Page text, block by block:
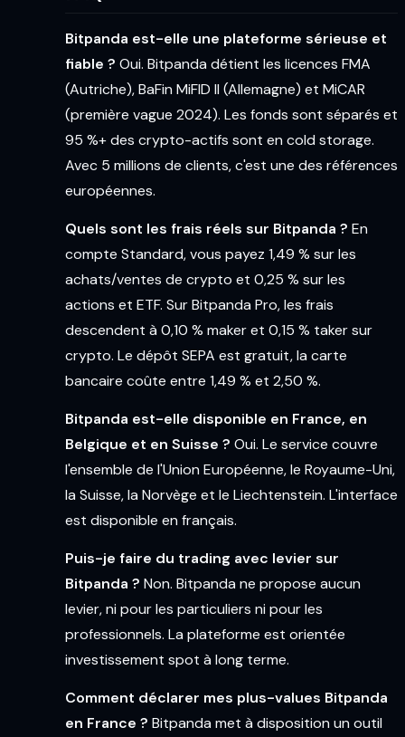
Bitpanda est-elle une plateforme sérieuse et
fiable ? Oui. Bitpanda détient les licences FMA
(Autriche), BaFin MiFID II (Allemagne) et MiCAR
(première vague 2024). Les fonds sont séparés et
95 %+ des crypto-actifs sont en cold storage.
Avec 5 millions de clients, c'est une des références
européennes.
Quels sont les frais réels sur Bitpanda ? En
compte Standard, vous payez 1,49 % sur les
achats/ventes de crypto et 0,25 % sur les
actions et ETF. Sur Bitpanda Pro, les frais
descendent à 0,10 % maker et 0,15 % taker sur
crypto. Le dépôt SEPA est gratuit, la carte
bancaire coûte entre 1,49 % et 2,50 %.
Bitpanda est-elle disponible en France, en
Belgique et en Suisse ? Oui. Le service couvre
l'ensemble de l'Union Européenne, le Royaume-Uni,
la Suisse, la Norvège et le Liechtenstein. L'interface
est disponible en français.
Puis-je faire du trading avec levier sur
Bitpanda ? Non. Bitpanda ne propose aucun
levier, ni pour les particuliers ni pour les
professionnels. La plateforme est orientée
investissement spot à long terme.
Comment déclarer mes plus-values Bitpanda
en France ? Bitpanda met à disposition un outil